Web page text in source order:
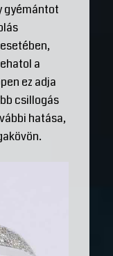
gyémántot
a
ez adja
csillogás
hatása,